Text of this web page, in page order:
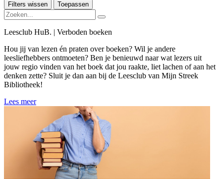
Filters wissen Toepassen
Leesclub HuB. | Verboden boeken
Hou jij van lezen én praten over boeken? Wil je andere
leesliefhebbers ontmoeten? Ben je benieuwd naar wat lezers uit
jouw regio vinden van het boek dat jou raakte, liet lachen of aan het
denken zette? Sluit je dan aan bij de Leesclub van Mijn Streek
Bibliotheek!
Lees meer